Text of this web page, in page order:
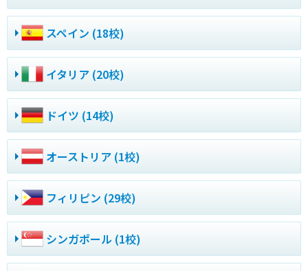
スペイン (18校)
イタリア (20校)
ドイツ (14校)
オーストリア (1校)
フィリピン (29校)
シンガポール (1校)